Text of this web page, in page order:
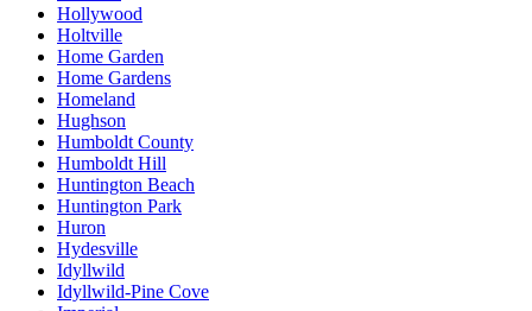
Hollywood
Holtville
Home Garden
Home Gardens
Homeland
Hughson
Humboldt County
Humboldt Hill
Huntington Beach
Huntington Park
Huron
Hydesville
Idyllwild
Idyllwild-Pine Cove